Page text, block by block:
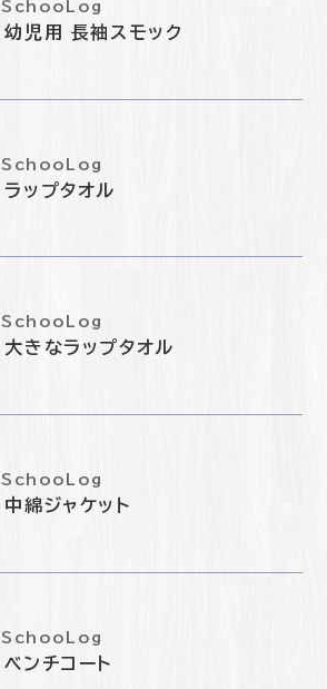
SchooLog
幼児用 長袖スモック
SchooLog
ラップタオル
SchooLog
大きなラップタオル
SchooLog
中綿ジャケット
SchooLog
ベンチコート